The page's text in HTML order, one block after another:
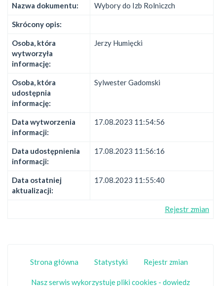
Nazwa dokumentu: Wybory do Izb Rolniczch
Skrócony opis:
Osoba, która
wytworzyła
informację:
Jerzy Humięcki
Osoba, która
udostępnia
informację:
Sylwester Gadomski
Data wytworzenia
informacji:
17.08.2023 11:54:56
Data udostępnienia
informacji:
17.08.2023 11:56:16
Data ostatniej
aktualizacji:
17.08.2023 11:55:40
Rejestr zmian
Strona główna Statystyki Rejestr zmian
Nasz serwis wykorzystuje pliki cookies - dowiedz